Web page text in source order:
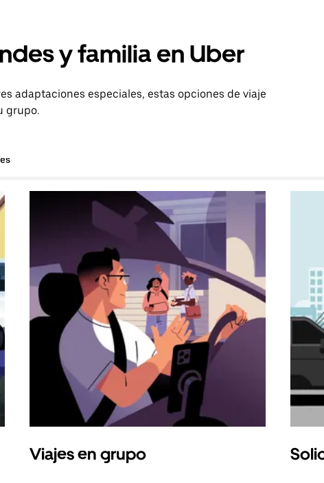
y familia en Uber
adaptaciones especiales, estas opciones de viaje
grupo.
Viajes en grupo